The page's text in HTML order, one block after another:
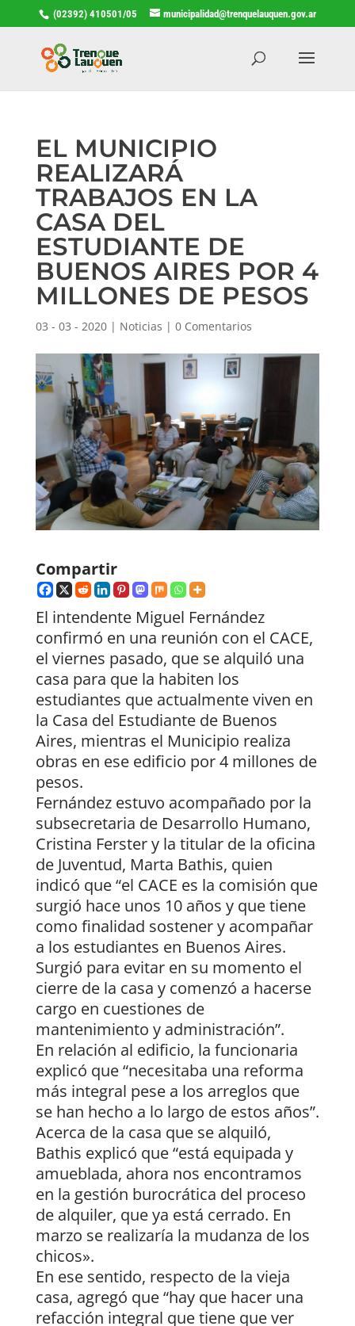
(02392) 410501/05 municipalidad@trenquelauquen.gov.ar
EL MUNICIPIO
REALIZARÁ
TRABAJOS EN LA
CASA DEL
ESTUDIANTE DE
BUENOS AIRES POR 4
MILLONES DE PESOS
03 - 03 - 2020| Noticias | 0 Comentarios
Compartir
El intendente Miguel Fernández
confirmó en una reunión con el CACE,
el viernes pasado, que se alquiló una
casa para que la habiten los
estudiantes que actualmente viven en
la Casa del Estudiante de Buenos
Aires, mientras el Municipio realiza
obras en ese edificio por 4 millones de
pesos.
Fernández estuvo acompañado por la
subsecretaria de Desarrollo Humano,
Cristina Ferster y la titular de la oficina
de Juventud, Marta Bathis, quien
indicó que “el CACE es la comisión que
surgió hace unos 10 años y que tiene
como finalidad sostener y acompañar
a los estudiantes en Buenos Aires.
Surgió para evitar en su momento el
cierre de la casa y comenzó a hacerse
cargo en cuestiones de
mantenimiento y administración”.
En relación al edificio, la funcionaria
explicó que “necesitaba una reforma
más integral pese a los arreglos que
se han hecho a lo largo de estos años”.
Acerca de la casa que se alquiló,
Bathis explicó que “está equipada y
amueblada, ahora nos encontramos
en la gestión burocrática del proceso
de alquiler, que ya está cerrado. En
marzo se realizaría la mudanza de los
chicos».
En ese sentido, respecto de la vieja
casa, agregó que “hay que hacer una
refacción integral que tiene que ver